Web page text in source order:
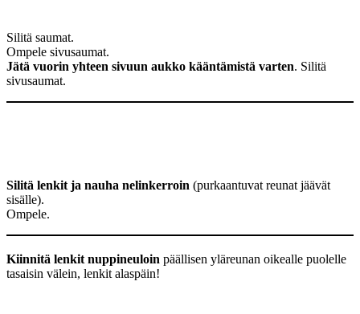
Silitä saumat.
Ompele sivusaumat.
Jätä vuorin yhteen sivuun aukko kääntämistä varten. Silitä
sivusaumat.
Silitä lenkit ja nauha nelinkerroin (purkaantuvat reunat jäävät
sisälle).
Ompele.
Kiinnitä lenkit nuppineuloin päällisen yläreunan oikealle puolelle
tasaisin välein, lenkit alaspäin!